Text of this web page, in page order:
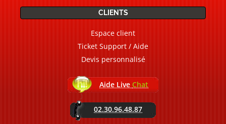
CLIENTS
Espace client
Ticket Support / Aide
Devis personnalisé
Aide Live Chat
02.30.96.48.87